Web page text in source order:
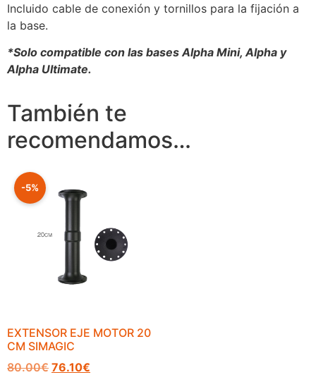
Incluido cable de conexión y tornillos para la fijación a
la base.
*Solo compatible con las bases Alpha Mini, Alpha y
Alpha Ultimate.
También te
recomendamos…
-5%
EXTENSOR EJE MOTOR 20
CM SIMAGIC
80.00€ 76.10€